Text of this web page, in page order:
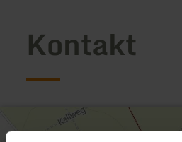
Kontakt